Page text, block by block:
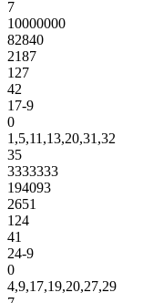
7
10000000
82840
2187
127
42
17-9
0
1,5,11,13,20,31,32
35
3333333
194093
2651
124
41
24-9
0
4,9,17,19,20,27,29